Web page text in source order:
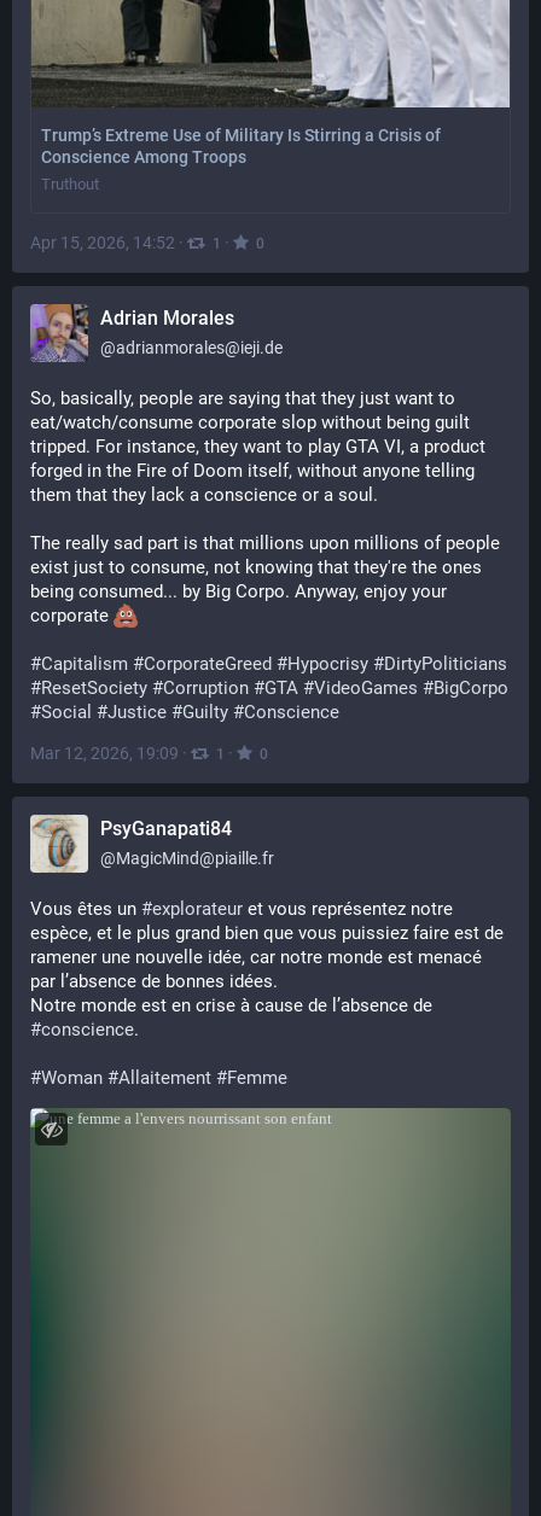
Trump’s Extreme Use of Military Is Stirring a Crisis of
Conscience Among Troops
Truthout
Apr 15, 2026, 14:52 · 1 · 0
Adrian Morales
@adrianmorales@ieji.de
So, basically, people are saying that they just want to
eat/watch/consume corporate slop without being guilt
tripped. For instance, they want to play GTA VI, a product
forged in the Fire of Doom itself, without anyone telling
them that they lack a conscience or a soul.
The really sad part is that millions upon millions of people
exist just to consume, not knowing that they're the ones
being consumed... by Big Corpo. Anyway, enjoy your
corporate
#Capitalism #CorporateGreed #Hypocrisy #DirtyPoliticians
#ResetSociety #Corruption #GTA #VideoGames #BigCorpo
#Social #Justice #Guilty #Conscience
Mar 12, 2026, 19:09 · 1 · 0
PsyGanapati84
@MagicMind@piaille.fr
Vous êtes un #explorateur et vous représentez notre
espèce, et le plus grand bien que vous puissiez faire est de
ramener une nouvelle idée, car notre monde est menacé
par l’absence de bonnes idées.
#conscience.
#Woman #Allaitement #Femme